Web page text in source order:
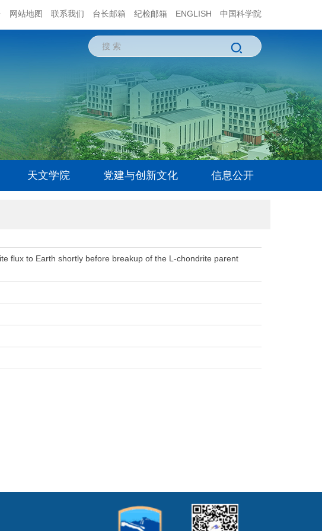
网站地图 联系我们 台长邮箱 纪检邮箱 ENGLISH 中国科学院
天文学院 党建与创新文化 信息公开
flux to Earth shortly before breakup of the L-chondrite parent